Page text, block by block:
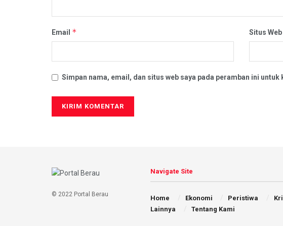
Email * Situs Web
Simpan nama, email, dan situs web saya pada peramban ini
© 2022 Portal Berau
Navigate Site
Home Ekonomi Peristiwa
Lainnya
Tentang Kami